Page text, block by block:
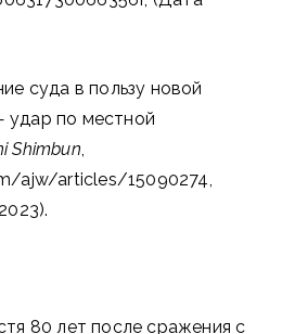
суда в пользу новой
удар по местной
Shimbun,
ajw/articles/15090274,
80 лет после сражения с